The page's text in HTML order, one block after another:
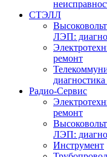
СТЭЛЛ
ЛЭП:
ремонт
Радио-Cервис
ремонт
ЛЭП:
Инструмент